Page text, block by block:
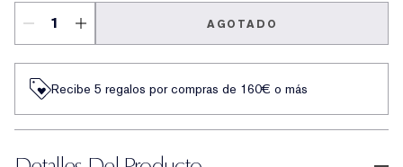
AGOTADO
Recibe 5 regalos por compras de 160€ o más